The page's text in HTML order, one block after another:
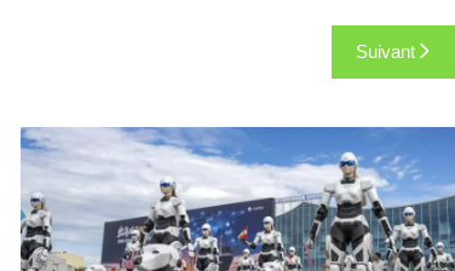
Suivant